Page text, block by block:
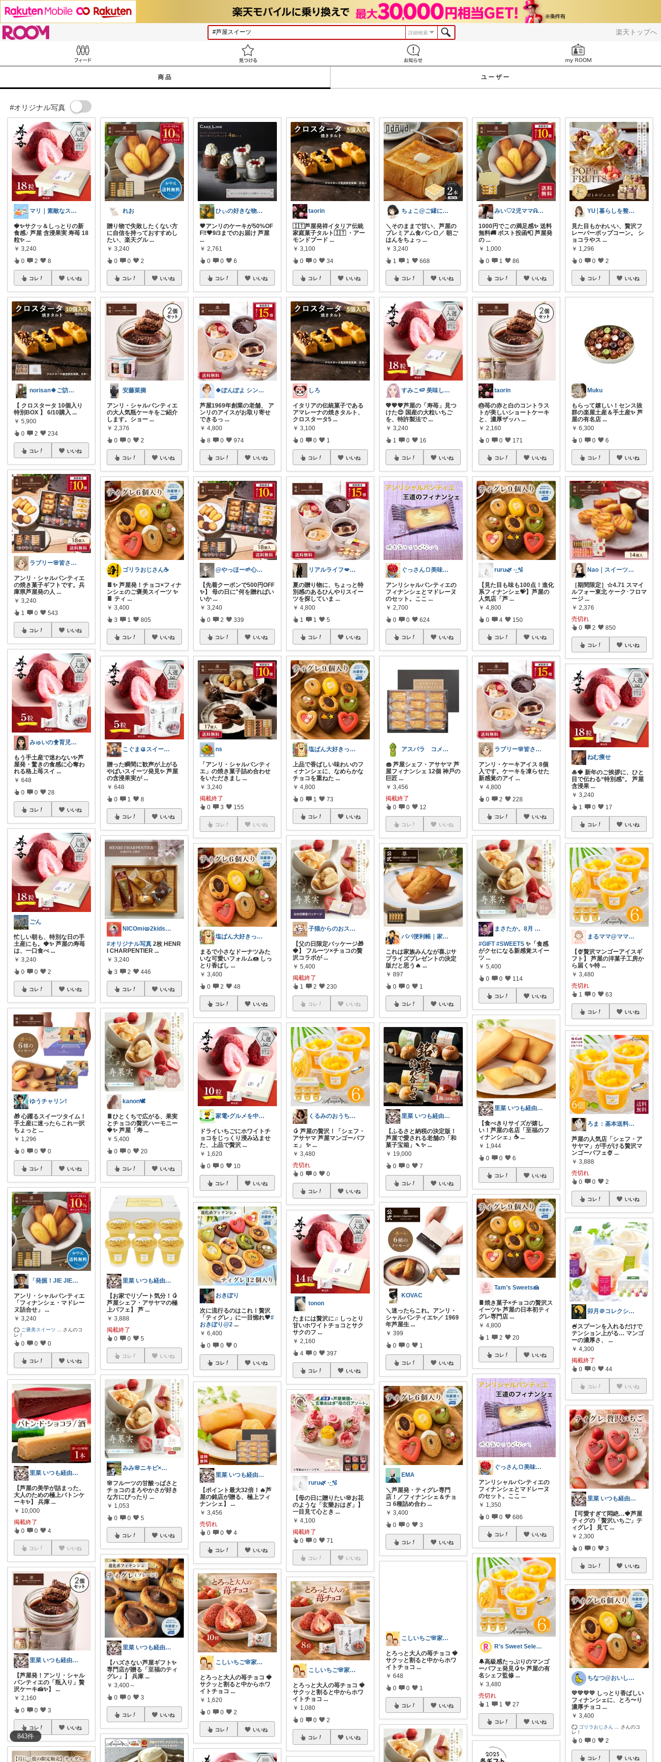
楽天トップへ
詳細検索
商品 ユーザー
#オリジナル写真
843件
マリ｜素敵なスイーツ✨
🍓✨サクッ＆しっとりの新
食感♪ 芦屋 含浸果実 寿苺 18
粒✨ ...
￥ 3,240
0 2 8
コレ いいね
norisan🍀ご訪問感謝ﾃﾞｽ･:*
【 クロスタータ 10個入り
特別BOX 】 6/10購入 ...
￥ 5,900
0 2 234
コレ いいね
ラブリー🌸皆さんありがとう
アンリ・シャルパンティエ
の焼き菓子ギフトです。兵
庫県芦屋発の人 ...
￥ 3,240
1 0 543
コレ いいね
みゅいの🐥育児×時短×コスパ☀️朝コレ
もう手土産で迷わない✨芦
屋発・驚きの食感に心奪わ
れる格上苺スイ ...
￥ 648
0 0 28
コレ いいね
ごん
忙しい朝も、特別な日の手
土産にも。🍓✨ 芦屋の寿苺
は、一口食べ ...
￥ 3,240
0 0 2
コレ いいね
ゆうチャリン!
🎁 心躍るスイーツタイム！
手土産に迷ったらこれ一択
ちょっと ...
￥ 1,296
0 0 0
コレ いいね
「発掘！JIE JIEマーケット」
アンリ・シャルパンティエ
「フィナンシェ・マドレー
ヌ詰合せ」 ...
￥ 3,240
ご褒美スイーツ
さんのコ
レ！
0 0 0
コレ いいね
里菜 いつも経由購入ほんとに感謝です😊
【芦屋の美学が詰まった、
大人のための極上バトンケ
ーキ✨】 兵庫 ...
￥ 10,000
掲載終了
0 0 4
コレ いいね
里菜 いつも経由購入ほんとに感謝です😊
【芦屋発！アンリ・シャル
パンティエの「瓶入り」贅
沢ケーキ🍰✨】
...
￥ 2,160
0 0 3
コレ いいね
れお
贈り物で失敗したくない方
に自信を持っておすすめし
たい、楽天グル ...
￥ 3,240
0 0 2
コレ いいね
安藤菜摘
アンリ・シャルパンティエ
の大人気瓶ケーキをご紹介
します。ショー ...
￥ 2,376
0 0 2
コレ いいね
ゴリラおじさん☕️
🍫✨ 芦屋発！チョコ×フィナ
ンシェのご褒美スイーツ ✨
🍫 ティ ...
￥ 3,400
3 1 805
コレ いいね
こぐま🥮スイーツ大好き😍
贈った瞬間に歓声が上がる
やばいスイーツ発見✨ 芦屋
の含浸果実が ...
￥ 648
0 1 8
コレ いいね
NICOmi🥨2kidsママ👦👧
#オリジナル写真 2枚 HENR
I CHARPENTIER...
￥ 3,240
3 2 446
コレ いいね
kanon🕊️
🍫ひとくちで広がる、果実
とチョコの贅沢ハーモニー
🍓✨ 芦屋「寿 ...
￥ 5,400
0 0 20
コレ いいね
里菜 いつも経由購入ほんとに感謝です😊
【お家でリゾート気分！🥭
芦屋シェフ・アサヤマの極
上パフェ】 芦 ...
￥ 3,888
掲載終了
0 0 5
コレ いいね
みみ🌸ニキビ×混合肌のスキンケア
🌸フルーツの甘酸っぱさと
チョコのまろやかさが好き
な方にぴったり ...
￥ 1,053
0 0 5
コレ いいね
里菜 いつも経由購入ほんとに感謝です😊
【ハズさない芦屋ギフト✨
専門店が贈る「至福のティ
グレ」】 兵庫 ...
￥ 3,400～
0 0 3
コレ いいね
ひぃの好きな物🫶🏻🌿
🤎アンリのケーキが50%OF
F‼️🤎9/3までのお届け 芦屋
...
￥ 2,761
0 0 6
コレ いいね
🍀ぽんぽよ シンプル時短ライフ🍀
芦屋1969年創業の老舗、 ア
ンリのアイスがお取り寄せ
できるっ ...
￥ 4,800
8 0 974
コレ いいね
@やっほー🌱心地よい暮らし
【先着クーポンで500円OFF
✨】 母の日に"何を贈ればい
いか ...
￥ 3,240
0 2 339
コレ いいね
ns
「アンリ・シャルパンティ
エ」の焼き菓子詰め合わせ
をいただきまし ...
￥ 3,240
掲載終了
0 3 155
コレ いいね
塩ぱん大好きっ子クラブ🥐
まるで小さなドーナツみた
いな可愛いフォルム🍩 しっ
とり香ばし ...
￥ 3,400
0 2 48
コレ いいね
家電•グルメを中心にレビューします
ドライいちごにホワイトチ
ョコをじっくり浸み込ませ
た、上品で贅沢 ...
￥ 1,620
0 0 10
コレ いいね
おきぽり
次に流行るのはこれ！贅沢
「ティグレ」に一目惚れ🤎#
おきぽり@2 ...
￥ 6,400
0 0 0
コレ いいね
里菜 いつも経由購入ほんとに感謝です😊
【ポイント最大32倍！🔥芦
屋の銘店が贈る、極上フィ
ナンシェ】...
￥ 3,456
売切れ
0 0 4
コレ いいね
こしいちご🌸家庭菜園とおすすめ🍀
とろっと大人の苺チョコ 🍓
サクッと割ると中からホワ
イトチョコ ...
￥ 1,620
0 0 2
コレ いいね
taorin
🇮🇹芦屋発祥イタリア伝統
家庭菓子タルト🇮🇹 ・アー
モンドプード ...
￥ 3,100
0 0 34
コレ いいね
しろ
イタリアの伝統菓子である
アマレーナの焼きタルト、
クロスタータ5 ...
￥ 3,100
0 0 1
コレ いいね
リアルライフ💋✨✨✨
夏の贈り物に、ちょっと特
別感のあるひんやりスイー
ツを探していま ...
￥ 4,800
1 1 5
コレ いいね
塩ぱん大好きっ子クラブ🥐
上品で香ばしい味わいのフ
ィナンシェに、なめらかな
チョコを重ねた ...
￥ 4,800
0 1 73
コレ いいね
子猫からのおススメ
【父の日限定パッケージ🎁
🍓】 フルーツ×チョコの贅
沢コラボが ...
￥ 5,400
掲載終了
1 2 230
コレ いいね
くるみのおうち時間☕️ときどき夜バー🍷
🥭 芦屋の贅沢！「シェフ・
アサヤマ 芦屋マンゴーパフ
ェ」 ✨...
￥ 3,480
売切れ
0 0 0
コレ いいね
tonon
たまには贅沢に♫ しっとり
甘いホワイトチョコとサク
サクのフ ...
￥ 2,160
4 0 397
コレ いいね
ruru🌿 ·͜·🫧
【母の日に贈りたい🌸お花
のような「玄樂おはぎ」】
一目見て心とき ...
￥ 4,100
掲載終了
0 0 71
コレ いいね
こしいちご🌸家庭菜園とおすすめ🍀
とろっと大人の苺チョコ 🍓
サクッと割ると中からホワ
イトチョコ ...
￥ 1,080
0 0 2
コレ いいね
ちょこ@ご縁に感謝致します💗
＼そのままで甘い、芦屋の
プレミアム食パン🍞／ 朝ご
はんをちょっ ...
￥ 3,240
1 1 668
コレ いいね
すみこ🍉 美味しいものたくさん🍧
💖💖💖芦屋の「寿苺」見つ
けた😍 国産の大粒いちご
を、特許製法で ...
￥ 3,240
1 0 16
コレ いいね
ぐっさん🍞美味しいもの大好き
アンリシャルパンティエの
フィナンシェとマドレーヌ
のセット。ここ ...
￥ 2,700
0 0 624
コレ いいね
アスパラ コメントあまり出来ず🙇
🧁 芦屋シェフ・アサヤマ 芦
屋フィナンシェ 12個 神戸の
巨匠 ...
￥ 3,456
掲載終了
0 0 12
コレ いいね
パパ便利帳｜家族のお買い物日記
これは家族みんなが喜ぶサ
プライズプレゼントの決定
版だと思う🔥...
￥ 897
0 0 1
コレ いいね
里菜 いつも経由購入ほんとに感謝です😊
【ふるさと納税の決定版！
芦屋で愛される老舗の「和
菓子宝箱」🍡✨ ...
￥ 19,000
0 0 7
コレ いいね
KOVAC
＼迷ったらこれ。アンリ・
シャルパンティエ✨／ 1969
年芦屋生 ...
￥ 399
0 0 1
コレ いいね
EMA
＼芦屋発・ティグレ専門
店！／フィナンシェ＆チョ
コ 6種詰め合わ ...
￥ 3,400
0 0 3
コレ いいね
こしいちご🌸家庭菜園とおすすめ🍀
とろっと大人の苺チョコ 🍓
サクッと割ると中からホワ
イトチョコ ...
￥ 648
0 0
みい♡2児ママᕱ⑅ᕱﾞ
1000円でこの満足感✨ 送料
無料🚚 ポスト投函📮 芦屋発
の ...
￥ 1,000
0 1 86
コレ いいね
taorin
🎂苺の赤と白のコントラス
トが美しいショートケーキ
と、濃厚ザッハ ...
￥ 2,160
0 0 171
コレ いいね
ruru🌿 ·͜·🫧
【見た目も味も100点！進化
系フィナンシェ💝】芦屋の
人気店「芦 ...
￥ 4,800
0 4 150
コレ いいね
ラブリー🌸皆さんありがとう
アンリ・ケーキアイス 8個
入です。ケーキを凍らせた
新感覚のアイ ...
￥ 4,800
0 2 228
コレ いいね
まさたか。8月 7日の経由購入感謝🙏
#GIFT #SWEETS ✨「食感
がクセになる新感覚スイー
ツ ...
￥ 5,400
0 0 114
コレ いいね
里菜 いつも経由購入ほんとに感謝です😊
【食べきりサイズが嬉し
い！芦屋の名店「至福のフ
ィナンシェ」☕️ ...
￥ 1,944
0 0 6
コレ いいね
Tam’s Sweets🍰
🍫焼き菓子×チョコの贅沢ス
イーツ✨ 芦屋の日本初ティ
グレ専門店 ...
￥ 4,800
1 2 20
コレ いいね
ぐっさん🍞美味しいもの大好き
アンリシャルパンティエの
フィナンシェとマドレーヌ
のセット。ここ ...
￥ 1,350
0 0 686
コレ いいね
R’s Sweet Select💗🍮
🔔高級感たっぷりのマンゴ
ーパフェ発見🥭✨ 芦屋の有
名シェフ監修 ...
￥ 3,480
売切れ
1 1 27
コレ いいね
YU┆暮らしを整えるもの
見た目もかわいい、贅沢フ
レーバーポップコーン。 シ
ョコラやス ...
￥ 1,296
0 0 2
コレ いいね
Muku
もらって嬉しい！センス抜
群の楽屋土産＆手土産✨ 芦
屋の有名店 ...
￥ 6,300
0 0 6
コレ いいね
Nao｜スイーツROOM🍰
［期間限定］☆4.71 スマイ
ルフォー東北 ケーク･フロマ
ージ ...
￥ 2,376
売切れ
0 2 850
コレ いいね
ねむ痩せ
🎍🍓 新年のご挨拶に、ひと
目で伝わる“特別感”。 芦屋
含浸果 ...
￥ 3,240
1 0 17
コレ いいね
まるママ@ママに優しいグッズ＊*
【🍨贅沢マンゴーアイスギ
フト】 芦屋の洋菓子工房か
ら届く✨特 ...
￥ 3,480
売切れ
1 0 63
コレ いいね
ろま：基本送料無料
芦屋の人気店「シェフ・ア
サヤマ」が手がける贅沢マ
ンゴーパフェ🍨 ...
￥ 3,888
売切れ
0 0 2
コレ いいね
卯月＠コレクションで遊んでます✨
🍧スプーンを入れるだけで
テンション上がる… マンゴ
ーの濃厚さ、
...
￥ 4,300
掲載終了
0 0 44
コレ いいね
里菜 いつも経由購入ほんとに感謝です😊
【可愛すぎて悶絶…🍓芦屋
ティグの「贅沢いちご」テ
ィグレ】 見て ...
￥ 2,300
0 0 3
コレ いいね
ちなつ@おいしいもの食べて元気に過ごそう
💛💛💛💛 しっとり香ばしい
フィナンシェに、とろ〜り
濃厚チョコ ...
￥ 3,400
ゴリラおじさん
さんのコ
レ！
0 0 2
コレ いいね